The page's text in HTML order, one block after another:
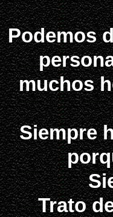
Podemos
muchos
Siempre
Trato